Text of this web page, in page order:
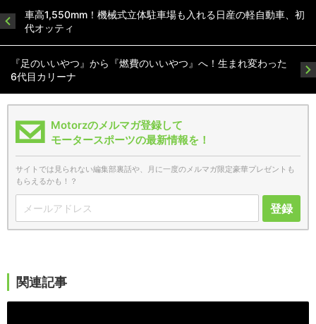
車高1,550mm！機械式立体駐車場も入れる日産の軽自動車、初
代オッティ
『足のいいやつ』から『燃費のいいやつ』へ！生まれ変わった
6代目カリーナ
Motorzのメルマガ登録して
モータースポーツの最新情報を！
サイトでは見られない編集部裏話や、月に一度のメルマガ限定豪華プレゼントも
もらえるかも！？
登録
関連記事